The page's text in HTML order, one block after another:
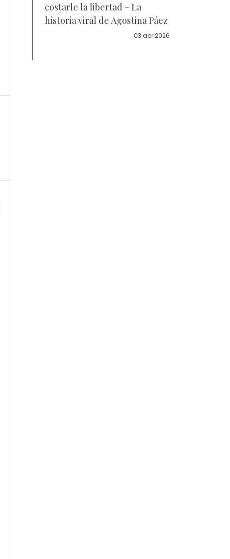
costarle la libertad – La
historia viral de Agostina Páez
03 abr 2026